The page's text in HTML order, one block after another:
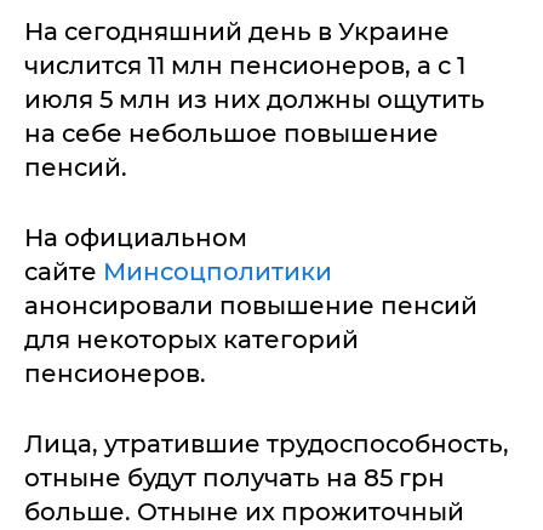
На сегодняшний день в Украине
числится 11 млн пенсионеров, а с 1
июля 5 млн из них должны ощутить
на себе небольшое повышение
пенсий.
На официальном
сайте Минсоцполитики
анонсировали повышение пенсий
для некоторых категорий
пенсионеров.
Лица, утратившие трудоспособность,
отныне будут получать на 85 грн
больше. Отныне их прожиточный